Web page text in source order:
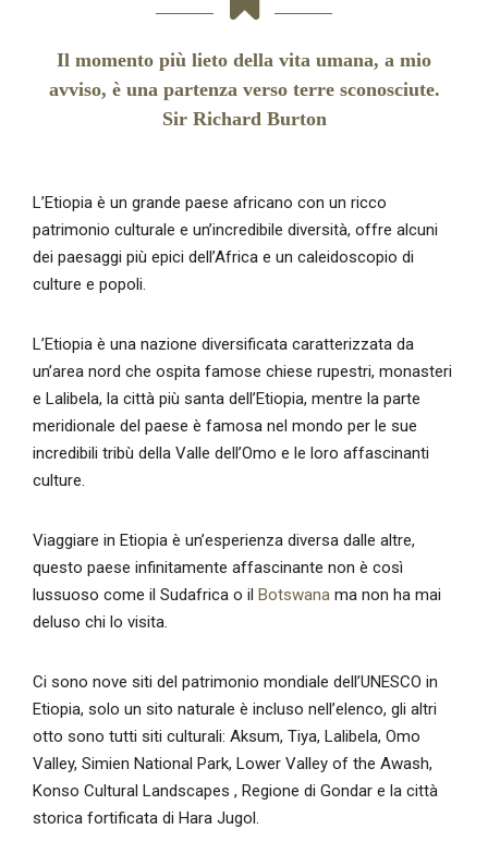
Il momento più lieto della vita umana, a mio
avviso, è una partenza verso terre sconosciute.
Sir Richard Burton
L’Etiopia è un grande paese africano con un ricco
patrimonio culturale e un’incredibile diversità, offre alcuni
dei paesaggi più epici dell’Africa e un caleidoscopio di
culture e popoli.
L’Etiopia è una nazione diversificata caratterizzata da
un’area nord che ospita famose chiese rupestri, monasteri
e Lalibela, la città più santa dell’Etiopia, mentre la parte
meridionale del paese è famosa nel mondo per le sue
incredibili tribù della Valle dell’Omo e le loro affascinanti
culture.
Viaggiare in Etiopia è un’esperienza diversa dalle altre,
questo paese infinitamente affascinante non è così
lussuoso come il Sudafrica o il Botswana ma non ha mai
deluso chi lo visita.
Ci sono nove siti del patrimonio mondiale dell’UNESCO in
Etiopia, solo un sito naturale è incluso nell’elenco, gli altri
otto sono tutti siti culturali: Aksum, Tiya, Lalibela, Omo
Valley, Simien National Park, Lower Valley of the Awash,
Konso Cultural Landscapes , Regione di Gondar e la città
storica fortificata di Hara Jugol.